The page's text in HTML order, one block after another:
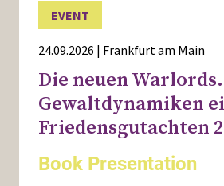
EVENT
24.09.2026 | Frankfurt am Main
Die neuen Warlords.
Gewaltdynamiken
Friedensgutachten
Book Presentation